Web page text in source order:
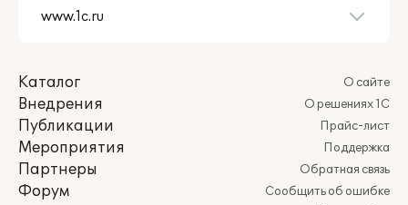
Каталог
Внедрения
Публикации
Мероприятия
Партнеры
Форум
О сайте
О решениях 1С
Прайс-лист
Поддержка
Обратная связь
Сообщить об ошибке